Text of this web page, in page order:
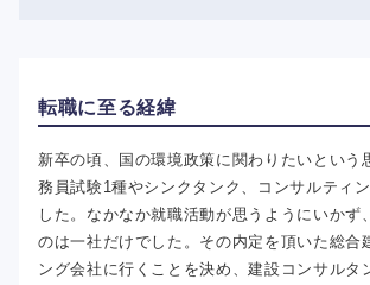
転職に至る経緯
新卒の頃、国の環境政策に関わりたいという
務員試験1種やシンクタンク、コンサルティ
した。なかなか就職活動が思うようにいかず
のは一社だけでした。その内定を頂いた総合
ング会社に行くことを決め、建設コンサルタ